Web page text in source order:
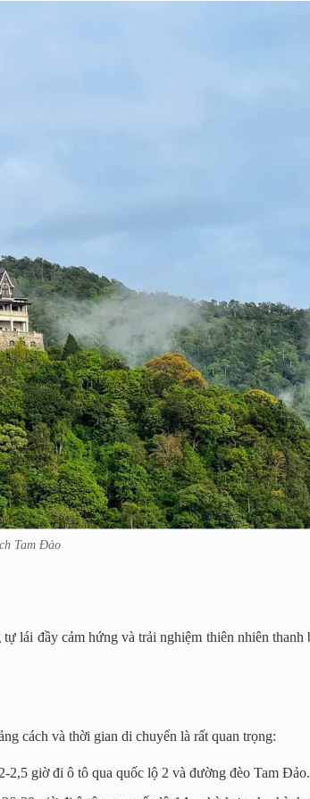
Tam Đảo
lái đầy cảm hứng và trải nghiệm thiên nhiên thanh
cách và thời gian di chuyển là rất quan trọng:
giờ đi ô tô qua quốc lộ 2 và đường đèo Tam Đảo.